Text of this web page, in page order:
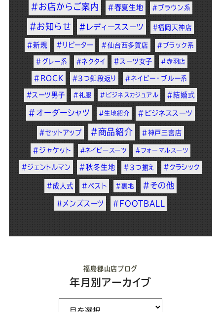
#お店からご案内 #春夏生地 #ブラウン系
#お知らせ #レディーススーツ #福岡天神店
#新規 #リピーター #仙台西多賀店 #ブラック系
#グレー系 #ネクタイ #スーツ女子 #赤羽店
#ROCK #3つ釦段返り #ネイビー・ブルー系
#スーツ男子 #礼服 #ビジネスカジュアル #結婚式
#オーダーシャツ #生地紹介 #ビジネススーツ
#セットアップ #商品紹介 #神戸三宮店
#ジャケット #ネイビースーツ #フォーマルスーツ
#ジェントルマン #秋冬生地 #3つ揃え #クラシック
#成人式 #ベスト #裏地 #その他
#メンズスーツ #FOOTBALL
福島郡山店ブログ
年月別アーカイブ